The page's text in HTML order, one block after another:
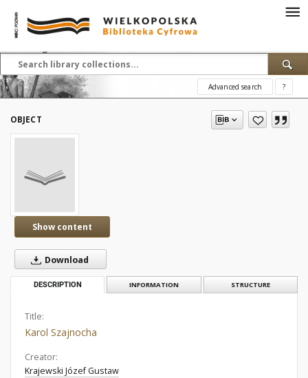
Advanced search ?
OBJECT
Show content
Download
DESCRIPTION INFORMATION STRUCTURE
Title:
Karol Szajnocha
Creator:
Krajewski Józef Gustaw